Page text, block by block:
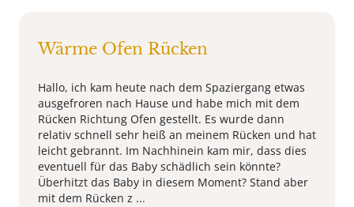
Wärme Ofen Rücken
Hallo, ich kam heute nach dem Spaziergang etwas
ausgefroren nach Hause und habe mich mit dem
Rücken Richtung Ofen gestellt. Es wurde dann
relativ schnell sehr heiß an meinem Rücken und hat
leicht gebrannt. Im Nachhinein kam mir, dass dies
eventuell für das Baby schädlich sein könnte?
Überhitzt das Baby in diesem Moment? Stand aber
mit dem Rücken z ...